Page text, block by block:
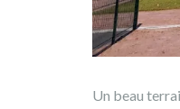
Un beau